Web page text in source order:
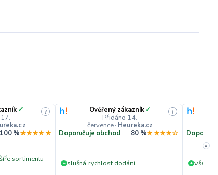
✓
i
100 %★★★★★
sortimentu
Ověřený zákazník ✓
Přidáno 14.
července· Heureka.cz
i
Doporučuje obchod 80 %★★★★☆
+ slušná rychlost dodání + vše v
»